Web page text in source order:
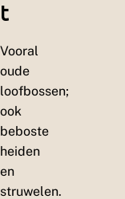
t
Vooral
oude
loofbossen;
ook
beboste
heiden
en
struwelen.